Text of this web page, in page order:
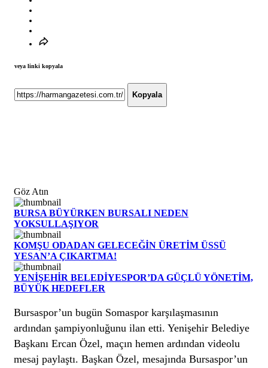
veya linki kopyala
Kopyala
Göz Atın
BURSA BÜYÜRKEN BURSALI NEDEN
YOKSULLAŞIYOR
KOMŞU ODADAN GELECEĞİN ÜRETİM ÜSSÜ
YESAN’A ÇIKARTMA!
YENİŞEHİR BELEDİYESPOR’DA GÜÇLÜ YÖNETİM,
BÜYÜK HEDEFLER
Bursaspor’un bugün Somaspor karşılaşmasının
ardından şampiyonluğunu ilan etti. Yenişehir Belediye
Başkanı Ercan Özel, maçın hemen ardından videolu
mesaj paylaştı. Başkan Özel, mesajında Bursaspor’un